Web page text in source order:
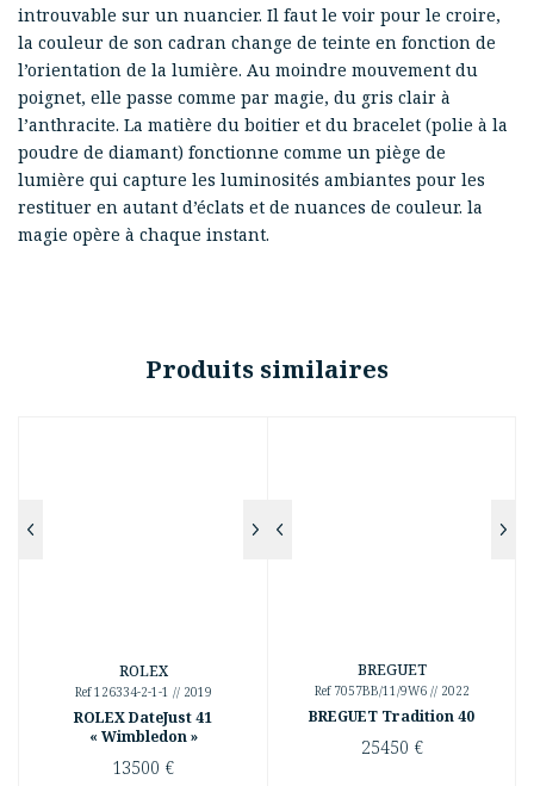
introuvable sur un nuancier. Il faut le voir pour le croire,
la couleur de son cadran change de teinte en fonction de
l’orientation de la lumière. Au moindre mouvement du
poignet, elle passe comme par magie, du gris clair à
l’anthracite. La matière du boitier et du bracelet (polie à la
poudre de diamant) fonctionne comme un piège de
lumière qui capture les luminosités ambiantes pour les
restituer en autant d’éclats et de nuances de couleur. la
magie opère à chaque instant.
Produits similaires
ROLEX
Ref 126334-2-1-1 // 2019
ROLEX DateJust 41
« Wimbledon »
13500 €
BREGUET
Ref 7057BB/11/9W6 // 2022
BREGUET Tradition 40
25450 €